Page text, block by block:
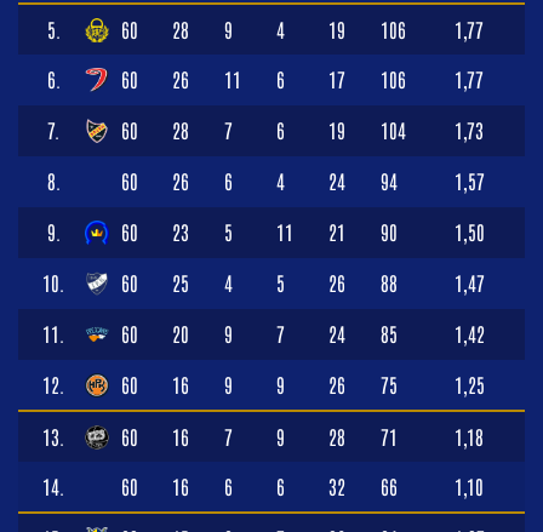
5. 60 28 9 4 19 106 1,77
6. 60 26 11 6 17 106 1,77
7. 60 28 7 6 19 104 1,73
8. 60 26 6 4 24 94 1,57
9. 60 23 5 11 21 90 1,50
10. 60 25 4 5 26 88 1,47
11. 60 20 9 7 24 85 1,42
12. 60 16 9 9 26 75 1,25
13. 60 16 7 9 28 71 1,18
14. 60 16 6 6 32 66 1,10